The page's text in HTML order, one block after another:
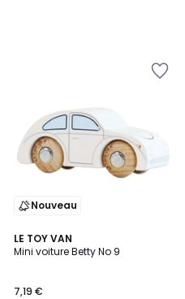
Nouveau
LE TOY VAN
Mini voiture Betty No 9
7,19 €